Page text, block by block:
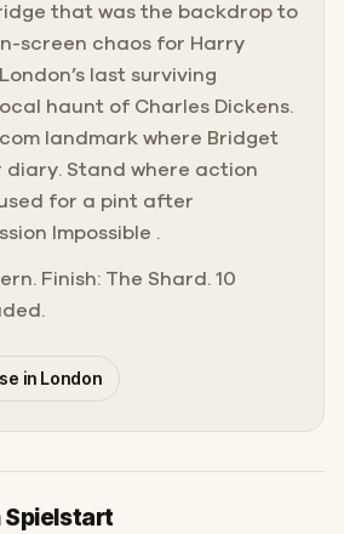
that was the backdrop to
screen chaos for Harry
last surviving
haunt of Charles Dickens.
landmark where Bridget
diary. Stand where action
for a pint after
Impossible .
Finish: The Shard. 10
in London
Spielstart